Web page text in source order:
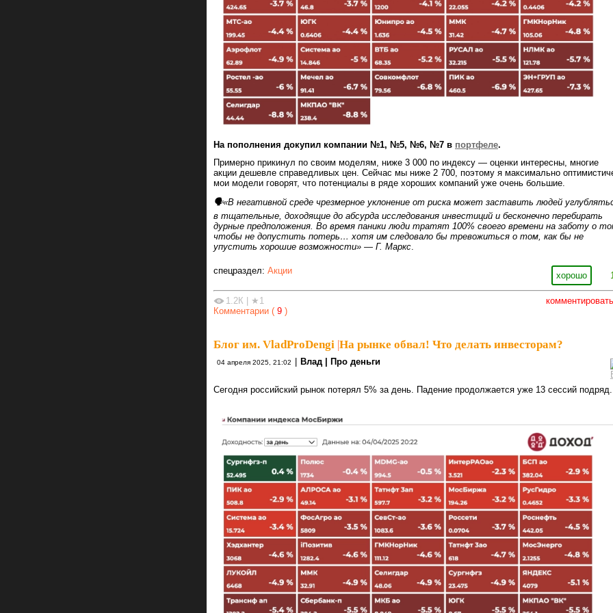
На пополнения докупил компании №1, №5, №6, №7 в портфеле.
Примерно прикинул по своим моделям, ниже 3 000 по индексу — оценки интересны, многие
акции дешевле справедливых цен. Сейчас мы ниже 2 700, поэтому я максимально
мои модели говорят, что потенциалы в ряде хороших компаний уже очень большие.
🗣️«В негативной среде чрезмерное уклонение от риска может заставить людей
в тщательные, доходящие до абсурда исследования инвестиций и бесконечно перебирать
дурные предположения. Во время паники люди тратят 100% своего времени на заботу о
чтобы не допустить потерь… хотя им следовало бы тревожиться о том, как бы не
упустить хорошие возможности» — Г. Маркс
хорошо
спецраздел: Акции
комментировать
1.2К
★1
Комментарии ( 9 )
Блог им. VladProDengi На рынке обвал! Что делать инвесторам?
04 апреля 2025, 21:02 Влад | Про деньги
Сегодня российский рынок потерял 5% за день. Падение продолжается уже 13 сессий подряд.